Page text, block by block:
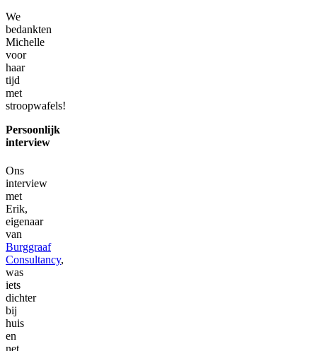
We
bedankten
Michelle
voor
haar
tijd
met
stroopwafels!
Persoonlijk
interview
Ons
interview
met
Erik,
eigenaar
van
Burggraaf
Consultancy,
was
iets
dichter
bij
huis
en
net